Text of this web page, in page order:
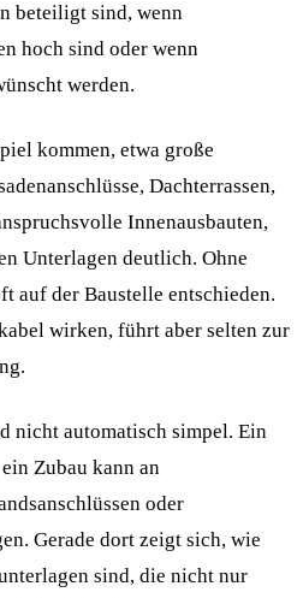
beteiligt sind, wenn
hoch sind oder wenn
werden.
kommen, etwa große
Dachterrassen,
Innenausbauten,
Unterlagen deutlich. Ohne
auf der Baustelle entschieden.
wirken, führt aber selten zur
nicht automatisch simpel. Ein
Zubau kann an
oder
Gerade dort zeigt sich, wie
sind, die nicht nur